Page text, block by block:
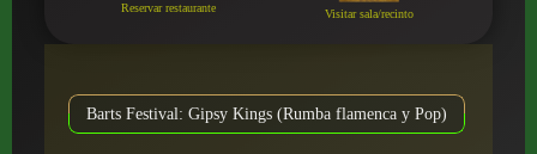
Reservar restaurante Visitar sala/recinto
Barts Festival: Gipsy Kings (Rumba flamenca y Pop)